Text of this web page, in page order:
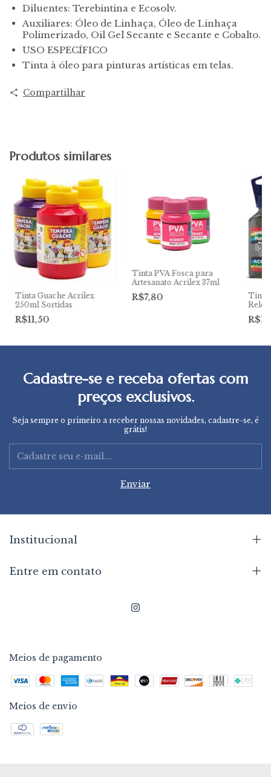
Diluentes: Terebintina e Ecosolv.
Auxiliares: Óleo de Linhaça, Óleo de Linhaça
Polimerizado, Oil Gel Secante e Secante e Cobalto.
USO ESPECÍFICO
Tinta à óleo para pinturas artísticas em telas.
Compartilhar
Produtos similares
Tinta Guache Acrilex
250ml Sortidas
R$11,50
Tinta PVA Fosca para
Artesanato Acrilex 37ml
R$7,80
Tinta
Cadastre-se e receba ofertas com
preços exclusivos.
Seja sempre o primeiro a receber nossas novidades, cadastre-se, é
grátis!
Institucional
Entre em contato
Meios de pagamento
Meios de envio